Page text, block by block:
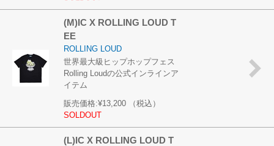
(M)IC X ROLLING LOUD T
EE
ROLLING LOUD
世界最大級ヒップホップフェス
Rolling Loudの公式インラインア
イテム
販売価格:¥13,200
（税込）
SOLDOUT
(L)IC X ROLLING LOUD T